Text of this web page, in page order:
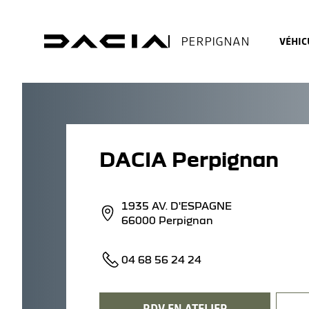
PERPIGNAN
DACIA Perpignan
1935 AV. D'ESPAGNE
66000 Perpignan
04 68 56 24 24